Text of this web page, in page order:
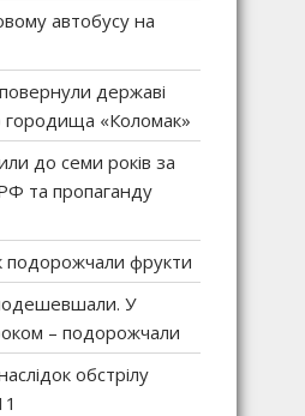
автобусу на
державі
городища «Коломак»
до семи років за
та пропаганду
подорожчали фрукти
У
– подорожчали
обстрілу